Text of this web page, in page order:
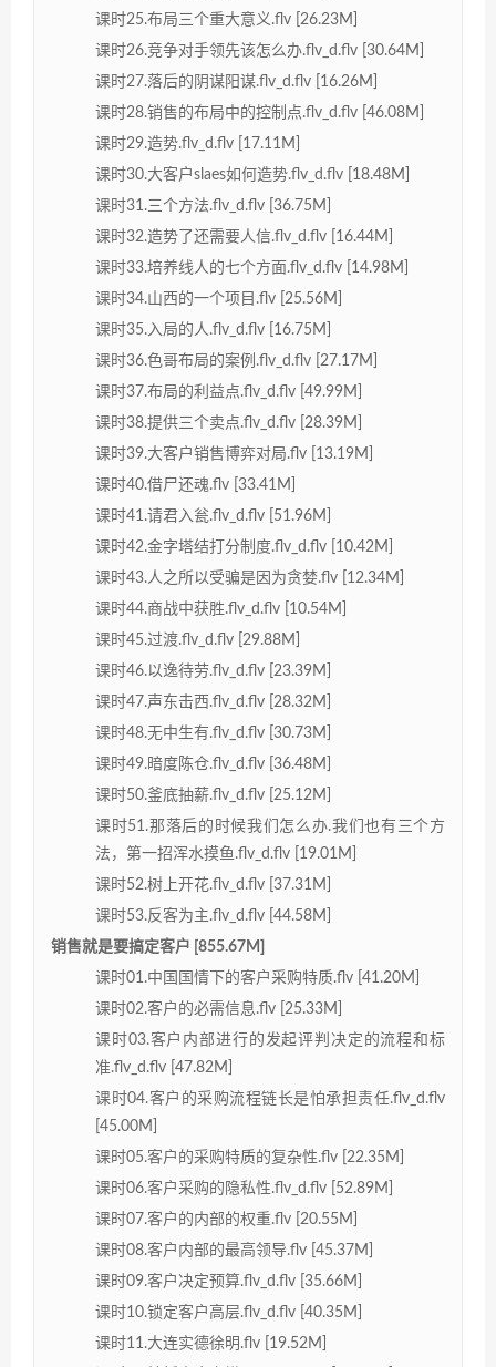
课时25.布局三个重大意义.flv [26.23M]
课时26.竞争对手领先该怎么办.flv_d.flv [30.64M]
课时27.落后的阴谋阳谋.flv_d.flv [16.26M]
课时28.销售的布局中的控制点.flv_d.flv [46.08M]
课时29.造势.flv_d.flv [17.11M]
课时30.大客户slaes如何造势.flv_d.flv [18.48M]
课时31.三个方法.flv_d.flv [36.75M]
课时32.造势了还需要人信.flv_d.flv [16.44M]
课时33.培养线人的七个方面.flv_d.flv [14.98M]
课时34.山西的一个项目.flv [25.56M]
课时35.入局的人.flv_d.flv [16.75M]
课时36.色哥布局的案例.flv_d.flv [27.17M]
课时37.布局的利益点.flv_d.flv [49.99M]
课时38.提供三个卖点.flv_d.flv [28.39M]
课时39.大客户销售博弈对局.flv [13.19M]
课时40.借尸还魂.flv [33.41M]
课时41.请君入瓮.flv_d.flv [51.96M]
课时42.金字塔结打分制度.flv_d.flv [10.42M]
课时43.人之所以受骗是因为贪婪.flv [12.34M]
课时44.商战中获胜.flv_d.flv [10.54M]
课时45.过渡.flv_d.flv [29.88M]
课时46.以逸待劳.flv_d.flv [23.39M]
课时47.声东击西.flv_d.flv [28.32M]
课时48.无中生有.flv_d.flv [30.73M]
课时49.暗度陈仓.flv_d.flv [36.48M]
课时50.釜底抽薪.flv_d.flv [25.12M]
课时51.那落后的时候我们怎么办.我们也有三个方
法，第一招浑水摸鱼.flv_d.flv [19.01M]
课时52.树上开花.flv_d.flv [37.31M]
课时53.反客为主.flv_d.flv [44.58M]
销售就是要搞定客户 [855.67M]
课时01.中国国情下的客户采购特质.flv [41.20M]
课时02.客户的必需信息.flv [25.33M]
课时03.客户内部进行的发起评判决定的流程和标
准.flv_d.flv [47.82M]
课时04.客户的采购流程链长是怕承担责任.flv_d.flv
[45.00M]
课时05.客户的采购特质的复杂性.flv [22.35M]
课时06.客户采购的隐私性.flv_d.flv [52.89M]
课时07.客户的内部的权重.flv [20.55M]
课时08.客户内部的最高领导.flv [45.37M]
课时09.客户决定预算.flv_d.flv [35.66M]
课时10.锁定客户高层.flv_d.flv [40.35M]
课时11.大连实德徐明.flv [19.52M]